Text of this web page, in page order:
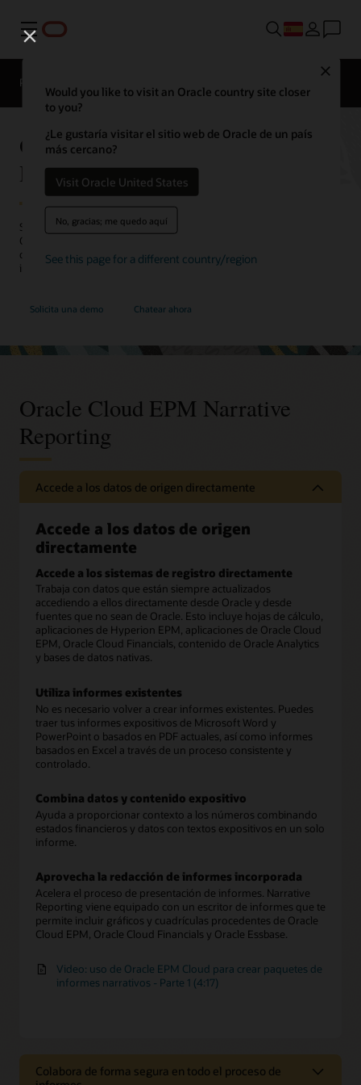
Menú
Would you like to visit an Oracle country site closer
to you?
¿Le gustaría visitar el sitio web de Oracle de un país
más cercano?
Visit Oracle United States
No, gracias; me quedo aquí
See this page for a different country/region
Productos de EPM
Oracle Cloud EPM Narrative
Reporting
Satisfaga las necesidades de informes internos y externos con
Oracle Cloud EPM Narrative Reporting. Colabore en todo el proceso
de creación de informes para definir, crear, revisar y publicar
informes de gestión y normativos.
Solicita una demo Chatear ahora
Oracle Cloud EPM Narrative
Reporting
Accede a los datos de origen directamente
Accede a los datos de origen
directamente
Accede a los sistemas de registro directamente
Trabaja con datos que están siempre actualizados
accediendo a ellos directamente desde Oracle y desde
fuentes que no sean de Oracle. Esto incluye hojas de cálculo,
aplicaciones de Hyperion EPM, aplicaciones de Oracle Cloud
EPM, Oracle Cloud Financials, contenido de Oracle Analytics
y bases de datos nativas.
Utiliza informes existentes
No es necesario volver a crear informes existentes. Puedes
traer tus informes expositivos de Microsoft Word y
PowerPoint o basados en PDF actuales, así como informes
basados en Excel a través de un proceso consistente y
controlado.
Combina datos y contenido expositivo
Ayuda a proporcionar contexto a los números combinando
estados financieros y datos con textos expositivos en un solo
informe.
Aprovecha la redacción de informes incorporada
Acelera el proceso de presentación de informes. Narrative
Reporting viene equipado con un escritor de informes que te
permite incluir gráficos y cuadrículas procedentes de Oracle
Cloud EPM, Oracle Cloud Financials y Oracle Essbase.
Video: uso de Oracle EPM Cloud para crear paquetes de
informes narrativos - Parte 1 (4:17)
Colabora de forma segura en todo el proceso de